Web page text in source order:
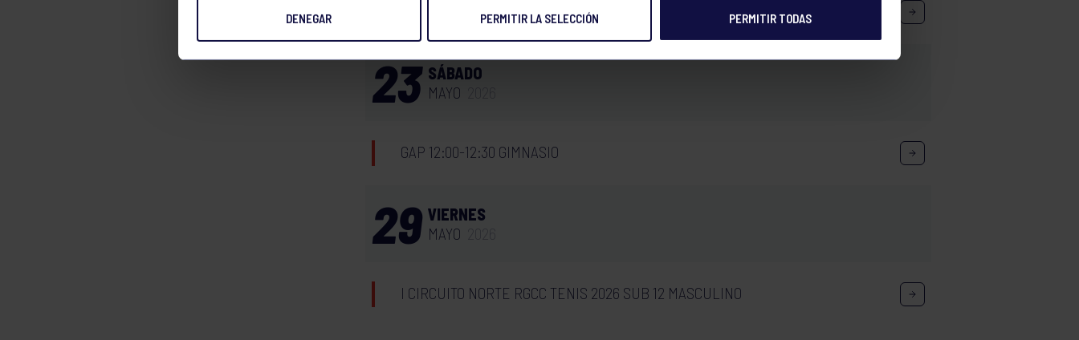
DENEGAR PERMITIR LA SELECCIÓN PERMITIR TODAS
TÁBATA 17:00-17:30 GIMNASIO
23 SÁBADO
MAYO
GAP 12:00-12:30 GIMNASIO
29 VIERNES
MAYO
I CIRCUITO NORTE RGCC TENIS 2026 SUB 12 MASCULINO